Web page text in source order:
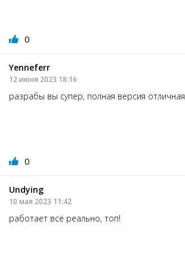
0
Yenneferr
12 июня 2023 18:16
разрабы вы супер, полная версия отличная
0
Undying
10 мая 2023 11:42
работает всё реально, топ!